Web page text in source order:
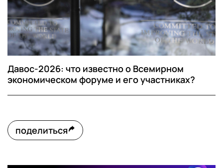
Давос-2026: что известно о Всемирном
экономическом форуме и его участниках?
поделиться